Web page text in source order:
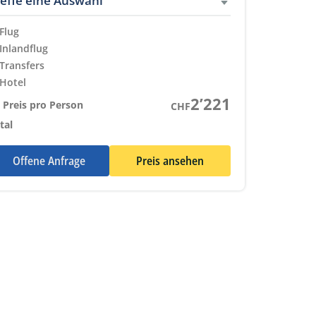
Flug
Eingeschlossene Leistungen
Inlandflug
Eingeschlossene Leistungen
Transfers
Eingeschlossene Leistungen
Hotel
Eingeschlossene Leistungen
Preis pro Person
CHF2’221
Offene Anfrage Preis ansehen